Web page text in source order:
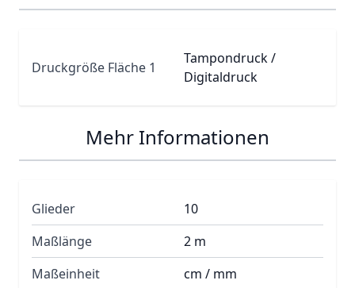
Druckgröße Fläche 1
Tampondruck /
Digitaldruck
Mehr Informationen
Glieder
10
Maßlänge
2 m
Maßeinheit
cm / mm